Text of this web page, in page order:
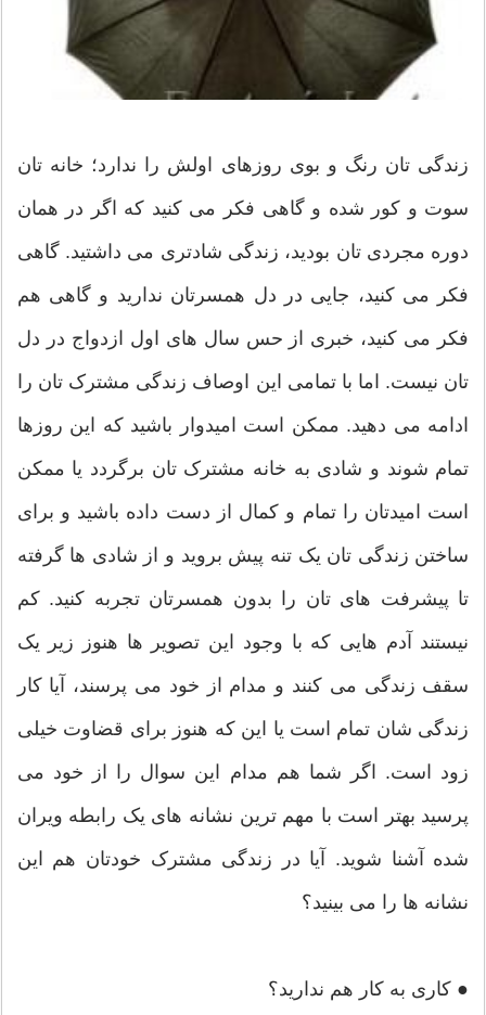
زندگی تان رنگ و بوی روزهای اولش را ندارد؛ خانه تان
سوت و کور شده و گاهی فکر می کنید که اگر در همان
دوره مجردی تان بودید، زندگی شادتری می داشتید. گاهی
فکر می کنید، جایی در دل همسرتان ندارید و گاهی هم
فکر می کنید، خبری از حس سال های اول ازدواج در دل
تان نیست. اما با تمامی این اوصاف زندگی مشترک تان را
ادامه می دهید. ممکن است امیدوار باشید که این روزها
تمام شوند و شادی به خانه مشترک تان برگردد یا ممکن
است امیدتان را تمام و کمال از دست داده باشید و برای
ساختن زندگی تان یک تنه پیش بروید و از شادی ها گرفته
تا پیشرفت های تان را بدون همسرتان تجربه کنید. کم
نیستند آدم هایی که با وجود این تصویر ها هنوز زیر یک
سقف زندگی می کنند و مدام از خود می پرسند، آیا کار
زندگی شان تمام است یا این که هنوز برای قضاوت خیلی
زود است. اگر شما هم مدام این سوال را از خود می
پرسید بهتر است با مهم ترین نشانه های یک رابطه ویران
شده آشنا شوید. آیا در زندگی مشترک خودتان هم این
نشانه ها را می بینید؟
● کاری به کار هم ندارید؟